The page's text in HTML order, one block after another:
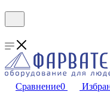
Сравнение0